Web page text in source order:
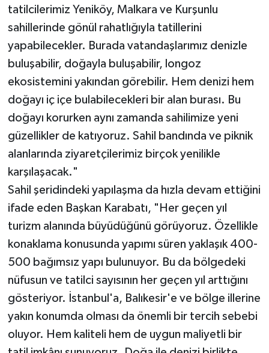
tatilcilerimiz Yeniköy, Malkara ve Kurşunlu
sahillerinde gönül rahatlığıyla tatillerini
yapabilecekler. Burada vatandaşlarımız denizle
buluşabilir, doğayla buluşabilir, longoz
ekosistemini yakından görebilir. Hem denizi hem
doğayı iç içe bulabilecekleri bir alan burası. Bu
doğayı korurken aynı zamanda sahilimize yeni
güzellikler de katıyoruz. Sahil bandında ve piknik
alanlarında ziyaretçilerimiz birçok yenilikle
karşılaşacak."
Sahil şeridindeki yapılaşma da hızla devam ettiğini
ifade eden Başkan Karabatı, "Her geçen yıl
turizm alanında büyüdüğünü görüyoruz. Özellikle
konaklama konusunda yapımı süren yaklaşık 400-
500 bağımsız yapı bulunuyor. Bu da bölgedeki
nüfusun ve tatilci sayısının her geçen yıl arttığını
gösteriyor. İstanbul'a, Balıkesir'e ve bölge illerine
yakın konumda olması da önemli bir tercih sebebi
oluyor. Hem kaliteli hem de uygun maliyetli bir